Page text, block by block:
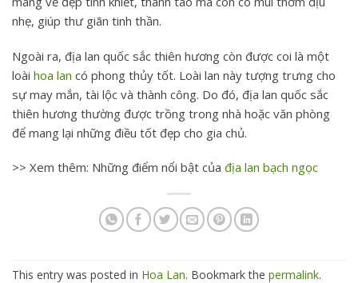
nhẹ, giúp thư giãn tinh thần.
Ngoài ra, địa lan quốc sắc thiên hương còn được coi là một
loài hoa lan có phong thủy tốt. Loài lan này tượng trưng cho
sự may mắn, tài lộc và thành công. Do đó, địa lan quốc sắc
thiên hương thường được trồng trong nhà hoặc văn phòng
để mang lại những điều tốt đẹp cho gia chủ.
>> Xem thêm: Những điểm nổi bật của địa lan bạch ngọc
This entry was posted in Hoa Lan. Bookmark the permalink.